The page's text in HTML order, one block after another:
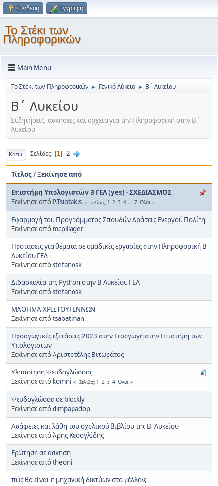
Σύνδεση Εγγραφή
Το Στέκι των
Πληροφορικών
Main Menu
Το Στέκι των Πληροφορικών ► Γενικό Λύκειο ► Β΄ Λυκείου
Β΄ Λυκείου
Συζητήσεις, ασκήσεις και αρχεία για την Πληροφορική στην Β΄
Λυκείου
Κάτω Σελίδες 1 2
Τίτλος/Ξεκίνησε από
Επιστήμη Υπολογιστών Β ΓΕΛ (yes) - ΣΧΕΔΙΑΣΜΟΣ
Ξεκίνησε από P.Tsiotakis Σελίδες 1 2 3 4 ... 7 Όλοι
Εφαρμογή του Προγράμματος Σπουδών Δράσεις Ενεργού Πολίτη
Ξεκίνησε από mcpillager
Προτάσεις για θέματα σε ομαδικές εργασίες στην Πληροφορική Β
Λυκείου ΓΕΛ
Ξεκίνησε απόstefanosk
Διδασκαλία της Python στην Β Λυκείου ΓΕΛ
Ξεκίνησε απόstefanosk
ΜΑΘΗΜΑ ΧΡΙΣΤΟΥΓΕΝΝΩΝ
Ξεκίνησε απόtsabatman
Προαγωγικές εξετάσεις 2023 στην Εισαγωγή στην Επιστήμη των
Υπολογιστών
Ξεκίνησε απόΑριστοτέλης Βιτωράτος
Υλοποίηση Ψευδογλώσσας
Ξεκίνησε από komni Σελίδες 1 2 3 4 Όλοι
Ψευδογλώσσα σε blockly
Ξεκίνησε απόdimpapadop
Ασάφειες και λάθη του σχολικού βιβλίου της Β' Λυκείου
Ξεκίνησε απόΆρης Κεσογλίδης
Ερώτηση σε ασκηση
Ξεκίνησε απόtheoni
πώς θα είναι η μηχανική δικτύων στο μέλλον;